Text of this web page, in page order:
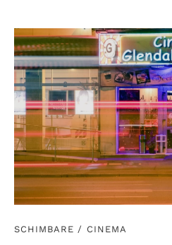
SCHIMBARE / CINEMA